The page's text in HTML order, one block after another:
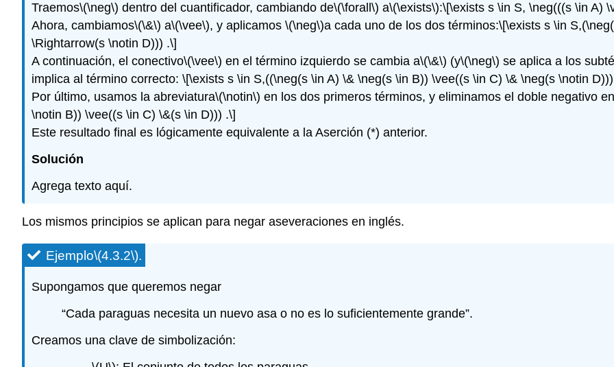
Traemos\(\neg\) dentro del cuantificador, cambiando de\(\forall\) a\(\exists\):\[\exists s \in S, \neg(((s \in A)
Ahora, cambiamos\(\&\) a\(\vee\), y aplicamos \(\neg\)a cada uno de los dos términos:\[\exists s \in
\Rightarrow(s \notin D))) .\]
A continuación, el conectivo\(\vee\) en el término izquierdo se cambia a\(\&\) (y\(\neg\) se aplica a los
implica al término correcto: \[\exists s \in S,((\neg(s \in A) \& \neg(s \in B)) \vee((s \in C) \& \neg(s \notin
Por último, usamos la abreviatura\(\notin\) en los dos primeros términos, y eliminamos el doble negativo
\notin B)) \vee((s \in C) \&(s \in D))) .\]
Este resultado final es lógicamente equivalente a la Aserción (*) anterior.
Solución
Agrega texto aquí.
Los mismos principios se aplican para negar aseveraciones en inglés.
Ejemplo\(4.3.2\).
Supongamos que queremos negar
“Cada paraguas necesita un nuevo asa o no es lo suficientemente grande”.
Creamos una clave de simbolización: